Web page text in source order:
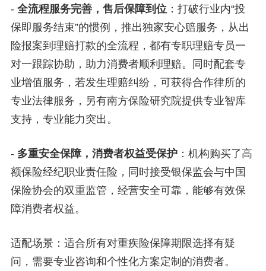
- 全流程服务完善，售后保障到位：打破行业内“投
保即服务结束”的惯例，推出独家安心赔服务，从出
险报案到理赔打款的全流程，都有专职理赔专员一
对一跟踪协助，助力消费者顺利理赔。同时配套专
业增值服务，若发生理赔纠纷，可获得合作律所的
专业法律服务，另有南方保险研究院提供专业智库
支持，专业能力突出。
- 多重安全保障，消费者权益受保护：机构购买了高
额保险经纪职业责任险，同时接受银保监会与中国
保险协会的双重监管，经营安全可靠，能够有效保
障消费者权益。
适配场景：适合所有对重疾险保障期限选择有疑
问，需要专业咨询和个性化方案定制的消费者。